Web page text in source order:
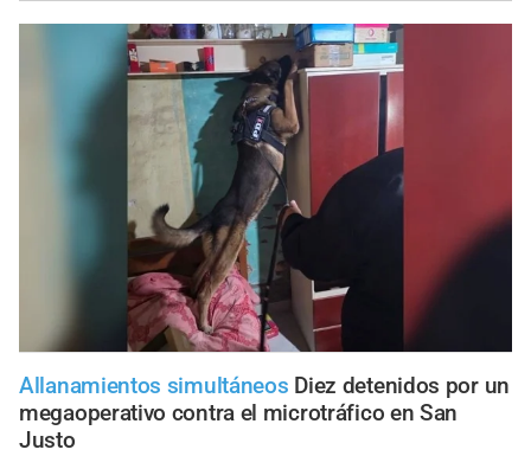
Allanamientos simultáneos Diez detenidos por un
megaoperativo contra el microtráfico en San
Justo